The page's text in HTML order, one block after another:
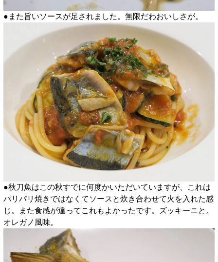
●また旨いソースが足されました。無限だわおいしさが。
●秋刀魚はこの秋すでに何度かいただいていますが、これは
パリパリ焼きではなくてソースと炊き合わせて火を入れた感
じ。また食感が違ってこれもよかったです。ズッキーニと。
オレガノ風味。